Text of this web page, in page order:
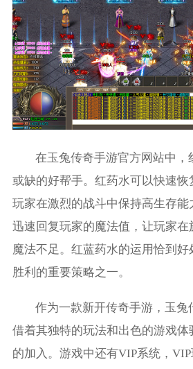
在玉兔传奇手游官方网站中，
或缺的好帮手。红药水可以快速恢
玩家在激烈的战斗中保持高生存能
迅速回复玩家的魔法值，让玩家
魔法不足。红蓝药水的运用恰到
胜利的重要策略之一。
作为一款新开传奇手游，玉兔
借着其独特的玩法和出色的游戏体
的加入。游戏中还有VIP系统，